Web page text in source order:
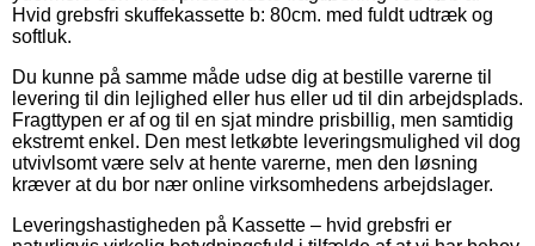
Hvid grebsfri skuffekassette b: 80cm. med fuldt udtræk og
softluk.
Du kunne på samme måde udse dig at bestille varerne til
levering til din lejlighed eller hus eller ud til din arbejdsplads.
Fragttypen er af og til en sjat mindre prisbillig, men samtidig
ekstremt enkel. Den mest letkøbte leveringsmulighed vil dog
utvivlsomt være selv at hente varerne, men den løsning
kræver at du bor nær online virksomhedens arbejdslager.
Leveringshastigheden på Kassette – hvid grebsfri er